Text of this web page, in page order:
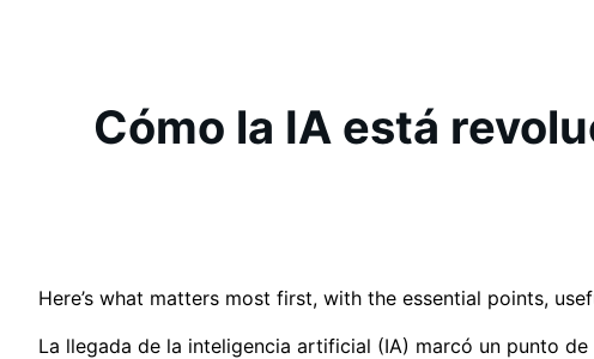
Cómo la IA está
Here’s what matters most first, with the essential points,
La llegada de la inteligencia artificial (IA) marcó un punto